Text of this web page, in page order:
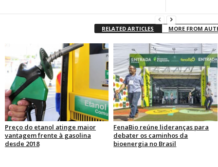
RELATED ARTICLES MORE FROM
Preço do etanol atinge maior
vantagem frente à gasolina
desde 2018
FenaBio reúne lideranças para
debater os caminhos da
bioenergia no Brasil